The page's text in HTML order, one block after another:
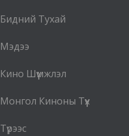
Бидний Тухай
Мэдээ
Кино Шүүмжлэл
Монгол Киноны Түүх
Түрээс